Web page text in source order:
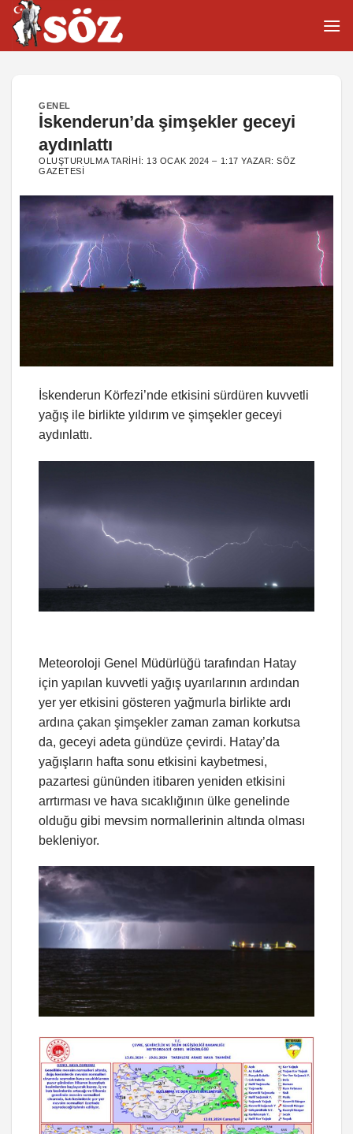
İçeriğe
atla
GENEL
İskenderun’da şimşekler geceyi
aydınlattı
OLUŞTURULMA TARIHI: 13 OCAK 2024 – 1:17 YAZAR:SÖZ
GAZETESI
İskenderun Körfezi’nde etkisini sürdüren kuvvetli
yağış ile birlikte yıldırım ve şimşekler geceyi
aydınlattı.
Meteoroloji Genel Müdürlüğü tarafından Hatay
için yapılan kuvvetli yağış uyarılarının ardından
yer yer etkisini gösteren yağmurla birlikte ardı
ardına çakan şimşekler zaman zaman korkutsa
da, geceyi adeta gündüze çevirdi. Hatay’da
yağışların hafta sonu etkisini kaybetmesi,
pazartesi gününden itibaren yeniden etkisini
arrtırması ve hava sıcaklığının ülke genelinde
olduğu gibi mevsim normallerinin altında olması
bekleniyor.